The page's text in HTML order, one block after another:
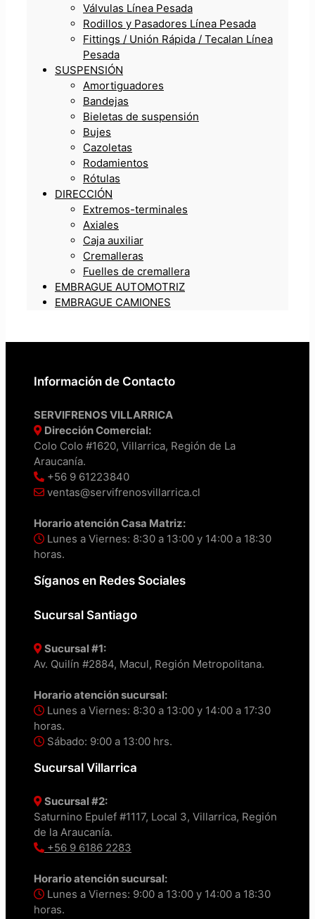
Válvulas Línea Pesada
Rodillos y Pasadores Línea Pesada
Fittings / Unión Rápida / Tecalan Línea
Pesada
SUSPENSIÓN
Amortiguadores
Bandejas
Bieletas de suspensión
Bujes
Cazoletas
Rodamientos
Rótulas
DIRECCIÓN
Extremos-terminales
Axiales
Caja auxiliar
Cremalleras
Fuelles de cremallera
EMBRAGUE AUTOMOTRIZ
EMBRAGUE CAMIONES
Información de Contacto
SERVIFRENOS VILLARRICA
Dirección Comercial:
Colo Colo #1620, Villarrica, Región de La
Araucanía.
+56 9 61223840
ventas@servifrenosvillarrica.cl
Horario atención Casa Matriz:
Lunes a Viernes: 8:30 a 13:00 y 14:00 a 18:30
horas.
Síganos en Redes Sociales
Sucursal Santiago
Sucursal #1:
Av. Quilín #2884, Macul, Región Metropolitana.
Horario atención sucursal:
Lunes a Viernes: 8:30 a 13:00 y 14:00 a 17:30
horas.
Sábado: 9:00 a 13:00 hrs.
Sucursal Villarrica
Sucursal #2:
Saturnino Epulef #1117, Local 3, Villarrica, Región
de la Araucanía.
+56 9 6186 2283
Horario atención sucursal:
Lunes a Viernes: 9:00 a 13:00 y 14:00 a 18:30
horas.